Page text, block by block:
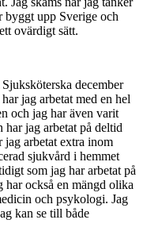
byggt upp Sverige och
ovärdigt sätt.
december
jag arbetat med en hel
och jag har även varit
har jag arbetat på deltid
jag arbetat extra inom
sjukvård i hemmet
som jag har arbetat på
har också en mängd olika
och psykologi. Jag
kan se till både